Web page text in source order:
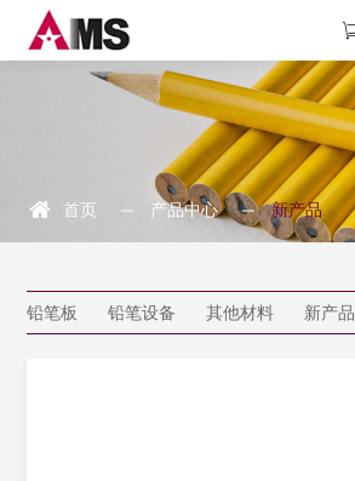
产
首页 产品中心 新产品
铅笔板 铅笔设备 其他材料 新产品